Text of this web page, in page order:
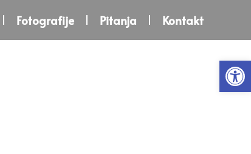
Fotografije Pitanja Kontakt